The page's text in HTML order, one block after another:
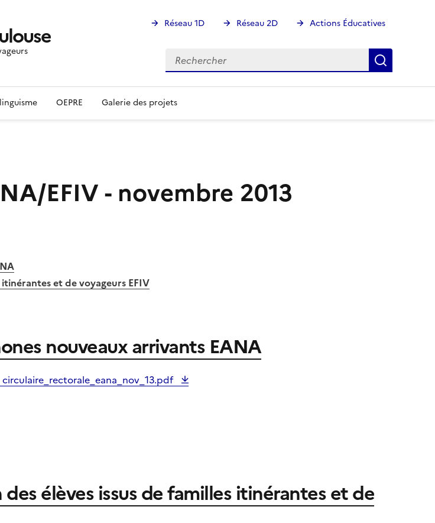
Réseau 1D Réseau 2D Actions Éducatives
Rechercher
Rechercher
OEPRE Galerie des projets
EFIV - novembre 2013
et de voyageurs EFIV
nouveaux arrivants EANA
élèves issus de familles itinérantes et de